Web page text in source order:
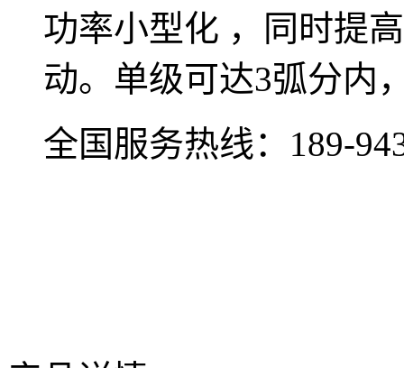
功率小型化 ，同时提
动。单级可达3弧分内
全国服务热线： 189-